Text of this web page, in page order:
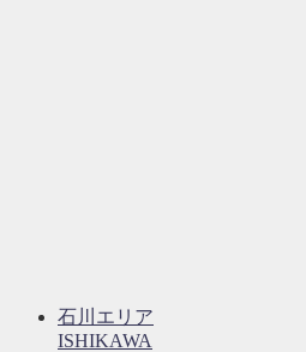
石川エリア
ISHIKAWA